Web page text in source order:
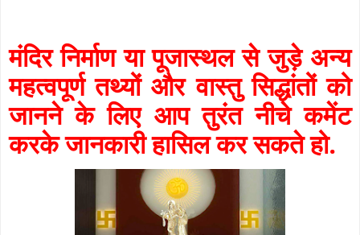
मंदिर निर्माण या पूजास्थल से जुड़े अन्य
महत्वपूर्ण तथ्यों और वास्तु सिद्धांतों को
जानने के लिए आप तुरंत नीचे कमेंट
करके जानकारी हासिल कर सकते हो.